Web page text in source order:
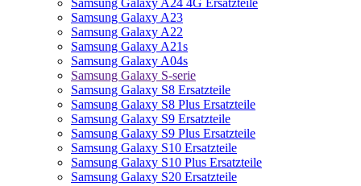
Samsung Galaxy A23
Samsung Galaxy A22
Samsung Galaxy A21s
Samsung Galaxy A04s
Samsung Galaxy S-serie
Samsung Galaxy S8 Ersatzteile
Samsung Galaxy S8 Plus Ersatzteile
Samsung Galaxy S9 Ersatzteile
Samsung Galaxy S9 Plus Ersatzteile
Samsung Galaxy S10 Ersatzteile
Samsung Galaxy S10 Plus Ersatzteile
Samsung Galaxy S20 Ersatzteile